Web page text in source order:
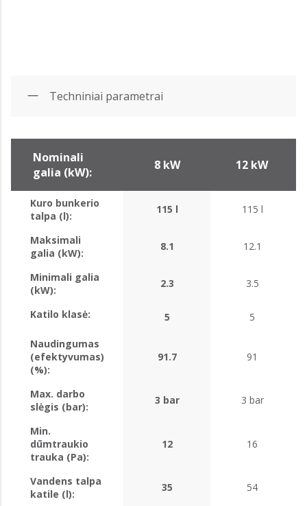
Techniniai parametrai
Nominali
galia (kW):
8 kW 12 kW
Kuro bunkerio
talpa (l):
115 l 115 l
Maksimali
galia (kW):
8.1 12.1
Minimali galia
(kW):
2.3 3.5
Katilo klasė: 5 5
Naudingumas
(efektyvumas)
(%):
91.7 91
Max. darbo
slėgis (bar):
3 bar 3 bar
Min.
dūmtraukio
trauka (Pa):
12 16
Vandens talpa
katile (l):
35 54